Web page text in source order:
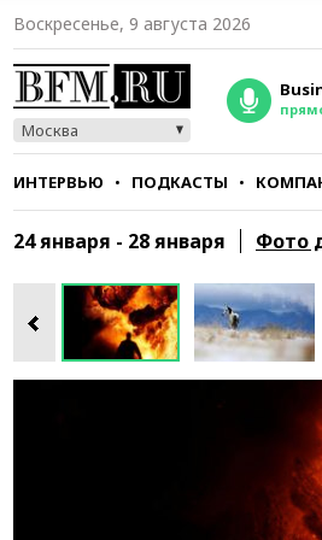
Воскресенье, 9 августа 2026
Москва
ИНТЕРВЬЮ ПОДКАСТЫ
СТИЛЬ ТЕСТЫ
24 января - 28 января Фото